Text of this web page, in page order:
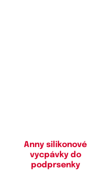
Anny silikonové
vycpávky do
podprsenky